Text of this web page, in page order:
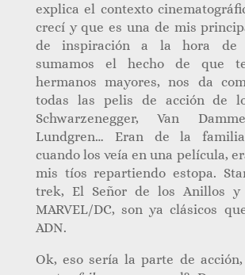
explica el contexto
crecí y que es una de mis
de inspiración a la hora de
sumamos el hecho de que
hermanos mayores, nos da
todas las pelis de acción de
Schwarzenegger, Van
Lundgren… Eran de la
cuando los veía en una película,
mis tíos repartiendo estopa.
trek, El Señor de los Anillos y
MARVEL/DC, son ya clásicos
ADN.
Ok, eso sería la parte de